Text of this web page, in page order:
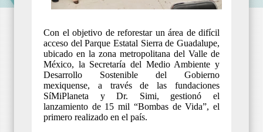
Con el objetivo de reforestar un área de difícil
acceso del Parque Estatal Sierra de Guadalupe,
ubicado en la zona metropolitana del Valle de
México, la Secretaría del Medio Ambiente y
Desarrollo Sostenible del Gobierno
mexiquense, a través de las fundaciones
SíMiPlaneta y Dr. Simi, gestionó el
lanzamiento de 15 mil “Bombas de Vida”, el
primero realizado en el país.